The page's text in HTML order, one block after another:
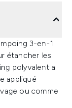
3-en-1
étancher les
polyvalent a
appliqué
ou comme